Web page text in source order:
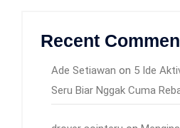
Recent
Ade Setiawan on 5 Ide
Seru Biar Nggak Cuma